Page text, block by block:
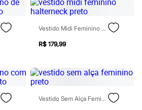
Vestido Midi Feminino Halterneck Preto
R$ 179,99
Vestido Sem Alça Feminino Preto